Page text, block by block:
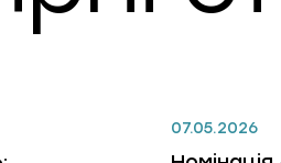
07.05.2026